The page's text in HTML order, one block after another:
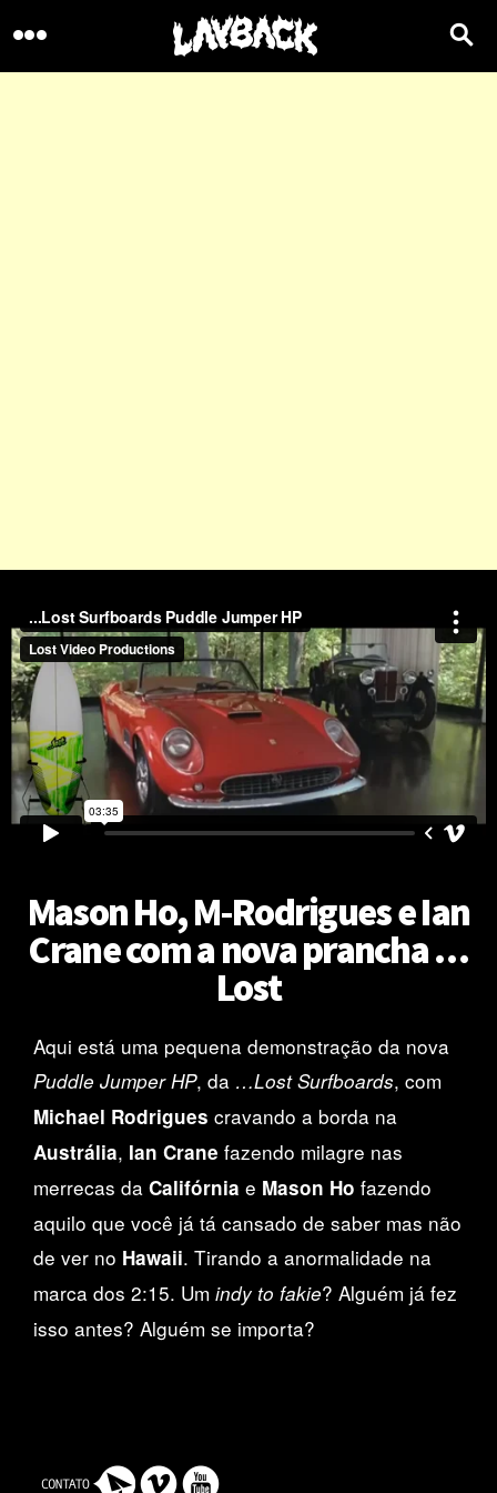
Mason Ho, M-Rodrigues e Ian
Crane com a nova prancha …
Lost
Aqui está uma pequena demonstração da nova
Puddle Jumper HP, da …Lost Surfboards, com
Michael Rodrigues cravando a borda na
Austrália, Ian Crane fazendo milagre nas
merrecas da Califórnia e Mason Ho fazendo
aquilo que você já tá cansado de saber mas não
de ver no Hawaii. Tirando a anormalidade na
marca dos 2:15. Um indy to fakie? Alguém já fez
isso antes? Alguém se importa?